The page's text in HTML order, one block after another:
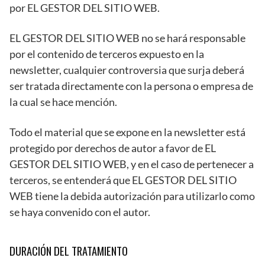
por EL GESTOR DEL SITIO WEB.
EL GESTOR DEL SITIO WEB no se hará responsable
por el contenido de terceros expuesto en la
newsletter, cualquier controversia que surja deberá
ser tratada directamente con la persona o empresa de
la cual se hace mención.
Todo el material que se expone en la newsletter está
protegido por derechos de autor a favor de EL
GESTOR DEL SITIO WEB, y en el caso de pertenecer a
terceros, se entenderá que EL GESTOR DEL SITIO
WEB tiene la debida autorización para utilizarlo como
se haya convenido con el autor.
DURACIÓN DEL TRATAMIENTO